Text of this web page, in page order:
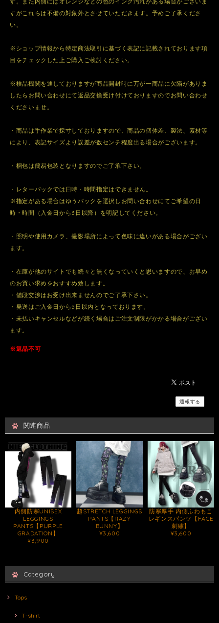
すがこれらは不備の対象外とさせていただきます。予めご了承くださ
い。
※ショップ情報から特定商法取引に基づく表記に記載されております項
目をチェックした上ご購入ご検討ください。
※検品機関を通しておりますが商品開封時に万が一商品に欠陥がありま
したらお問い合わせにて返品交換受け付けておりますのでお問い合わせ
くださいませ。
・商品は手作業で採寸しておりますので、商品の個体差、製法、素材等
により、表記サイズより誤差が数センチ程度出る場合がございます。
・梱包は簡易包装となりますのでご了承下さい。
・レターパックでは日時・時間指定はできません。
※指定がある場合はゆうパックを選択しお問い合わせにてご希望の日
時・時間（入金日から3日以降）を明記してください。
・照明や使用カメラ、撮影場所によって色味に違いがある場合がござい
ます。
・在庫が他のサイトでも続々と無くなっていくと思いますので、お早め
のお買い求めをおすすめ致します。
・値段交渉はお受け出来ませんのでご了承下さい。
・発送はご入金日から5日以内となっております。
・未払いキャンセルなどが続く場合はご注文制限がかかる場合がござい
ます。
※返品不可
通報する
関連商品
内側防寒UNISEX
LEGGINGS
PANTS【PURPLE
GRADATION】
¥3,900
超STRETCH LEGGINGS
PANTS【RAZY
BUNNY】
¥3,600
防寒厚手 内側ふわもこ
レギンスパンツ【FACE
刺繍】
¥3,600
Category
Tops
T-shirt